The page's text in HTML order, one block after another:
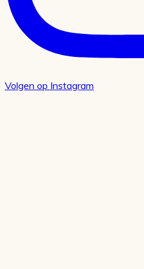
Volgen op Instagram